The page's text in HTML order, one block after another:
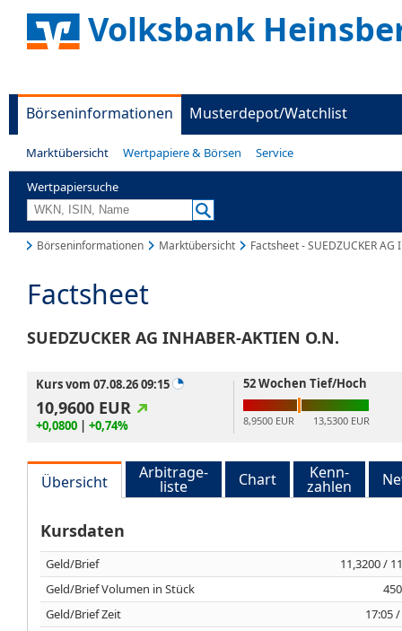
Volksbank
Börseninformationen Musterdepot/Watchlist
Marktübersicht Wertpapiere & Börsen Service
Wertpapiersuche
Börseninformationen Marktübersicht Factsheet - SUEDZUCKER AG
Factsheet
SUEDZUCKER AG INHABER-AKTIEN O.N.
Kurs vom 07.08.26 09:15
10,9600 EUR
+0,0800 | +0,74%
52 Wochen Tief/Hoch
8,9500 EUR 13,5300 EUR
Übersicht Arbitrage-
liste Chart Kenn-
zahlen
Kursdaten
Geld/Brief
11,3200 /
Geld/Brief Volumen in Stück
Geld/Brief Zeit
17:05